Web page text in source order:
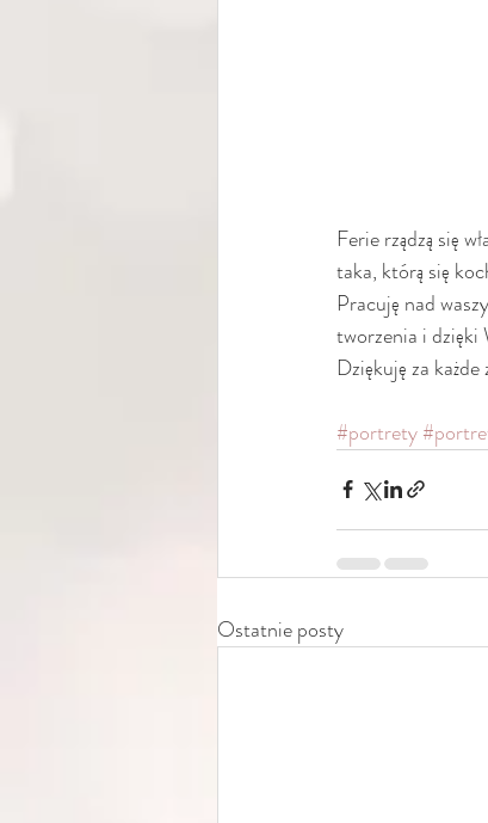
Ferie rządzą się
taka, którą się
Pracuję nad
tworzenia i dzięki
Dziękuję za
#portrety
Ostatnie posty